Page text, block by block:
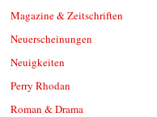
Magazine & Zeitschriften
Neuerscheinungen
Neuigkeiten
Perry Rhodan
Roman & Drama